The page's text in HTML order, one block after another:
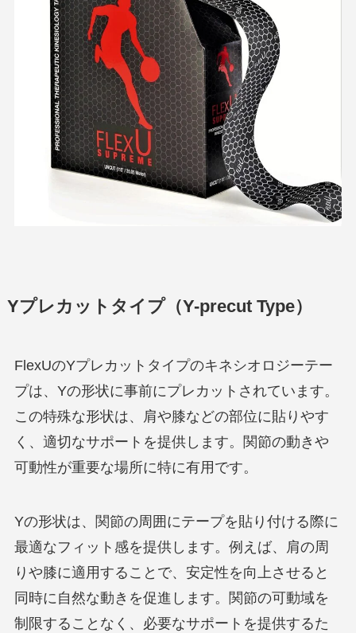
Yプレカットタイプ（Y-precut Type）
FlexUのYプレカットタイプのキネシオロジーテー
プは、Yの形状に事前にプレカットされています。
この特殊な形状は、肩や膝などの部位に貼りやす
く、適切なサポートを提供します。関節の動きや
可動性が重要な場所に特に有用です。
Yの形状は、関節の周囲にテープを貼り付ける際に
最適なフィット感を提供します。例えば、肩の周
りや膝に適用することで、安定性を向上させると
同時に自然な動きを促進します。関節の可動域を
制限することなく、必要なサポートを提供するた